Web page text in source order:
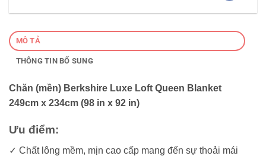
MÔ TẢ
THÔNG TIN BỔ SUNG
Chăn (mền) Berkshire Luxe Loft Queen Blanket
249cm x 234cm (98 in x 92 in)
Ưu điểm:
✓ Chất lông mềm, mịn cao cấp mang đến sự thoải mái